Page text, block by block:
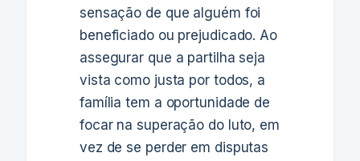
sensação de que alguém foi
beneficiado ou prejudicado. Ao
assegurar que a partilha seja
vista como justa por todos, a
família tem a oportunidade de
focar na superação do luto, em
vez de se perder em disputas